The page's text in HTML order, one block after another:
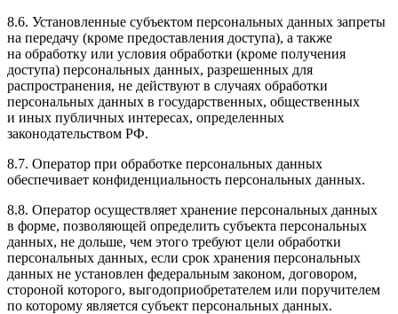
8.6. Установленные субъектом персональных данных запреты
на передачу (кроме предоставления доступа), а также
на обработку или условия обработки (кроме получения
доступа) персональных данных, разрешенных для
распространения, не действуют в случаях обработки
персональных данных в государственных, общественных
и иных публичных интересах, определенных
законодательством РФ.
8.7. Оператор при обработке персональных данных
обеспечивает конфиденциальность персональных данных.
8.8. Оператор осуществляет хранение персональных данных
в форме, позволяющей определить субъекта персональных
данных, не дольше, чем этого требуют цели обработки
персональных данных, если срок хранения персональных
данных не установлен федеральным законом, договором,
стороной которого, выгодоприобретателем или поручителем
по которому является субъект персональных данных.